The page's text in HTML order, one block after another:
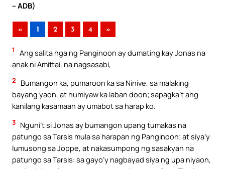
– ADB)
« 1 2 3 4 »
1
Ang salita nga ng Panginoon ay dumating kay Jonas na
anak ni Amittai, na nagsasabi,
2
Bumangon ka, pumaroon ka sa Ninive, sa malaking
bayang yaon, at humiyaw ka laban doon; sapagka’t ang
kanilang kasamaan ay umabot sa harap ko.
3 Nguni’t si Jonas ay bumangon upang tumakas na
patungo sa Tarsis mula sa harapan ng Panginoon; at siya’y
lumusong sa Joppe, at nakasumpong ng sasakyan na
patungo sa Tarsis: sa gayo’y nagbayad siya ng upa niyaon,